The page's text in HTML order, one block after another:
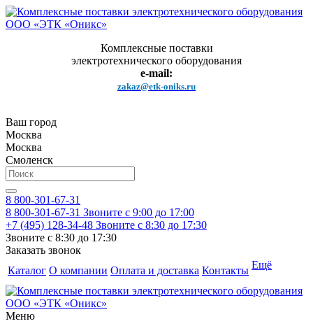
Комплексные поставки
электротехнического оборудования
e-mail:
zakaz@etk-oniks.ru
Ваш город
Москва
Москва
Смоленск
8 800-301-67-31
8 800-301-67-31 Звоните с 9:00 до 17:00
+7 (495) 128-34-48 Звоните с 8:30 до 17:30
Звоните с 8:30 до 17:30
Заказать звонок
Каталог О компании Оплата и доставка Контакты Ещё
Меню